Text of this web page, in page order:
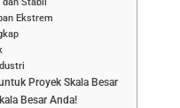
Stabil
Ekstrem
Proyek Skala Besar
Besar Anda!